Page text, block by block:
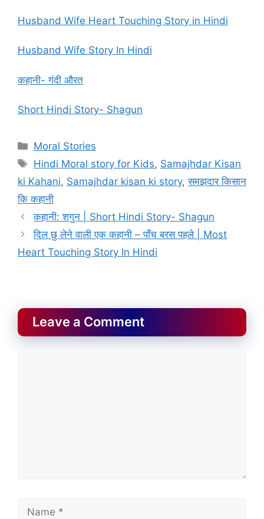
Husband Wife Heart Touching Story in Hindi
Husband Wife Story In Hindi
कहानी- गंदी औरत
Short Hindi Story- Shagun
Categories
Moral Stories
Tags
Hindi Moral story for Kids, Samajhdar Kisan
ki Kahani, Samajhdar kisan ki story,समझदार किसान
कि कहानी
कहानी: शगुन | Short Hindi Story- Shagun
दिल छु लेने वाली एक कहानी – पाँच बरस पहले | Most
Heart Touching Story In Hindi
Leave a Comment